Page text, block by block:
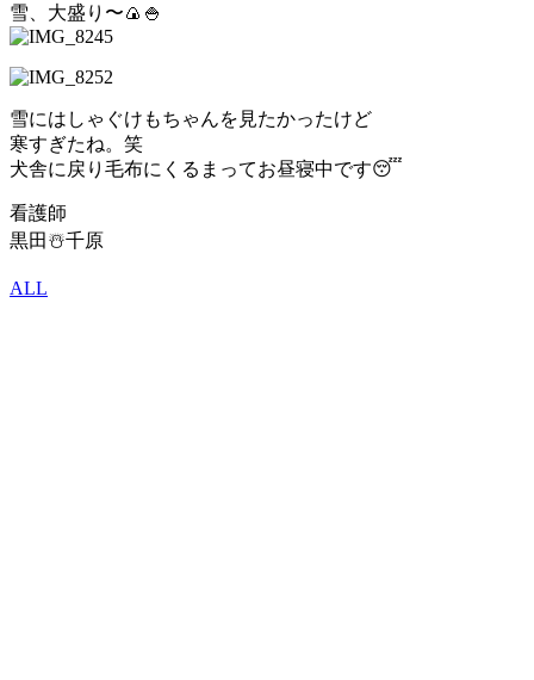
雪、大盛り〜🍙🍚
雪にはしゃぐけもちゃんを見たかったけど
寒すぎたね。笑
犬舎に戻り毛布にくるまってお昼寝中です😴
看護師
黒田☃️千原
ALL